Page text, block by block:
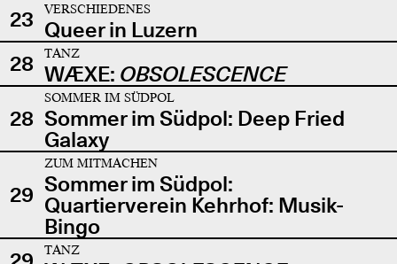
23
VERSCHIEDENES
Queer in Luzern
28
TANZ
WÆXE: OBSOLESCENCE
28
SOMMER IM SÜDPOL
Sommer im Südpol: Deep Fried
Galaxy
29
ZUM MITMACHEN
Sommer im Südpol:
Quartierverein Kehrhof: Musik-
Bingo
TANZ